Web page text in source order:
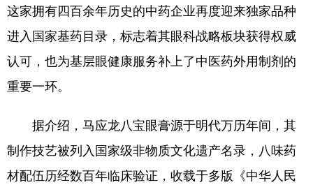
浙江 安徽 福建 江西
山东 河南 湖北 湖南
广东 广西 海南 重庆
陕西 甘肃 青海 宁夏
新疆 内蒙古 黑龙江
这家拥有四百余年历史的中药企业再度迎来独家品种
进入国家基药目录，标志着其眼科战略板块获得权威
认可，也为基层眼健康服务补上了中医药外用制剂的
重要一环。
据介绍，马应龙八宝眼膏源于明代万历年间，其
制作技艺被列入国家级非物质文化遗产名录，八味药
材配伍历经数百年临床验证，收载于多版《中华人民